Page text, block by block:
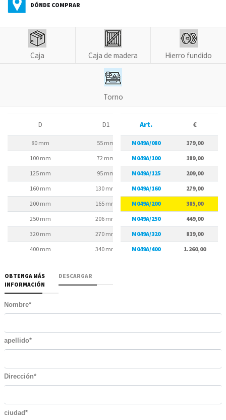
DÓNDE COMPRAR
Caja Caja de madera Hierro fundido
Torno
D D1
80 mm 55 mm
100 mm
72 mm
125 mm
95 mm
160 mm
130 mm
200 mm
165 mm
250 mm
206 mm
320 mm
270 mm
400 mm
340 mm
Art. €
M049A/080
179,00
M049A/100
189,00
M049A/125
209,00
M049A/160
279,00
M049A/200
385,00
M049A/250
449,00
M049A/320
819,00
M049A/400
1.260,00
OBTENGA MÁS
INFORMACIÓN
DESCARGAR